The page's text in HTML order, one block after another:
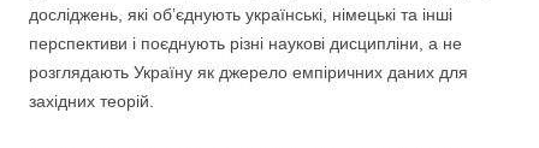
досліджень, які об’єднують українські, німецькі та інші
перспективи і поєднують різні наукові дисципліни, а не
розглядають Україну як джерело емпіричних даних для
західних теорій.